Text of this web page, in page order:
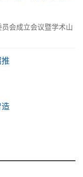
会成立会议暨学术山
造